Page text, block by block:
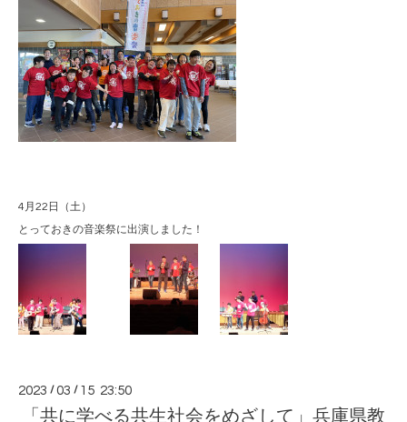
4月22日（土）
とっておきの音楽祭に出演しました！
2023 /03 / 15 23:50
「共に学べる共生社会をめざして」兵庫県教